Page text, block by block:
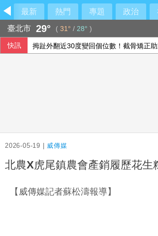
最新 熱門 專題 政治
臺北市 29° ( 31° / 28° )
快訊 拇趾外翻近30度變回個位數！截骨矯正
2026-05-19 | 威傳媒
北農X虎尾鎮農會產銷履歷花
【威傳媒記者蘇松濤報導】